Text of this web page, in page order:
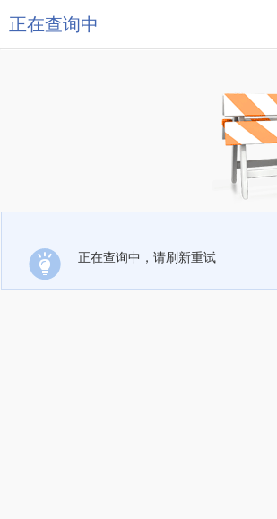
正在查询中
正在查询中，请刷新重试